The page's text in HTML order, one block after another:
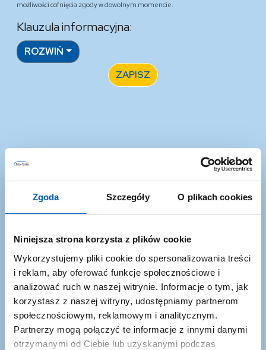
Zgoda Szczegóły O plikach cookies
Niniejsza strona korzysta z plików cookie
Wykorzystujemy pliki cookie do spersonalizowania treści
i reklam, aby oferować funkcje społecznościowe i
analizować ruch w naszej witrynie. Informacje o tym, jak
korzystasz z naszej witryny, udostępniamy partnerom
społecznościowym, reklamowym i analitycznym.
Partnerzy mogą połączyć te informacje z innymi danymi
otrzymanymi od Ciebie lub uzyskanymi podczas
możliwości cofnięcia zgody w dowolnym momencie.
Klauzula informacyjna:
ROZWIŃ
ZAPISZ
zapisując się?